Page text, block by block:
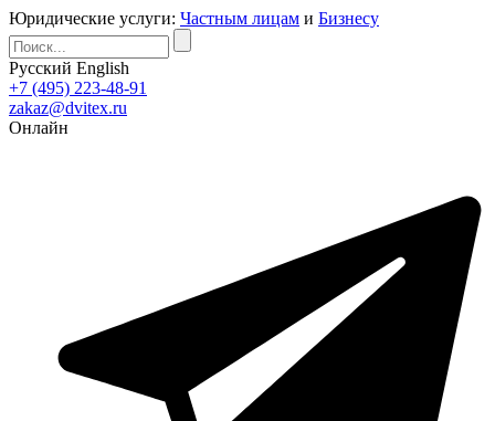
Юридические услуги: Частным лицам и Бизнесу
Русский English
+7 (495) 223-48-91
zakaz@dvitex.ru
Онлайн